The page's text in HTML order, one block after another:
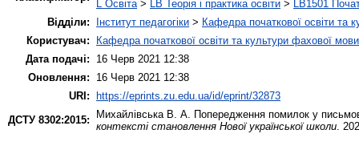
L Освіта > LB Теорія і практика освіти > LB1501
Відділи:
Інститут педагогіки > Кафедра початкової освіти та
Користувач:
Кафедра початкової освіти та культури фахової мови
Дата подачі:
16 Черв 2021 12:38
Оновлення:
16 Черв 2021 12:38
URI: https://eprints.zu.edu.ua/id/eprint/32873
ДСТУ 8302:2015:
Михайлівська В. А. Попередження помилок у
контексті становлення Нової української школи .